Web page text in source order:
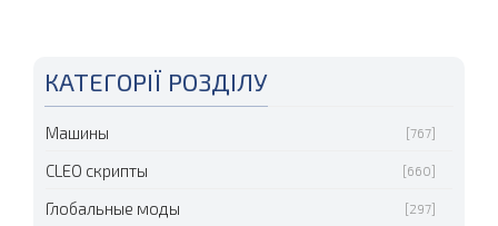
КАТЕГОРІЇ РОЗДІЛУ
Машины [767]
CLEO скрипты [660]
Глобальные моды [297]